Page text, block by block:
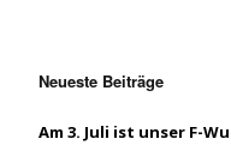
Neueste Beiträge
Am 3. Juli ist unser F-